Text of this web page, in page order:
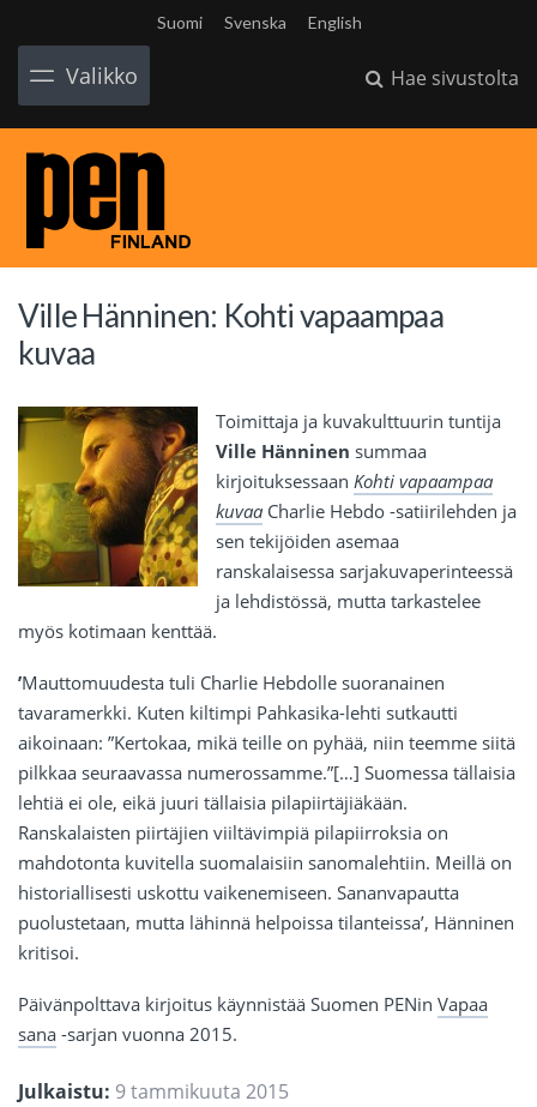
Suomi Svenska English
Valikko Hae sivustolta
Ville Hänninen: Kohti vapaampaa
kuvaa
Toimittaja ja kuvakulttuurin tuntija
Ville Hänninen summaa
kirjoituksessaan Kohti vapaampaa
kuvaa Charlie Hebdo -satiirilehden ja
sen tekijöiden asemaa
ranskalaisessa sarjakuvaperinteessä
ja lehdistössä, mutta tarkastelee
myös kotimaan kenttää.
’Mauttomuudesta tuli Charlie Hebdolle suoranainen
tavaramerkki. Kuten kiltimpi Pahkasika-lehti sutkautti
aikoinaan: ”Kertokaa, mikä teille on pyhää, niin teemme siitä
pilkkaa seuraavassa numerossamme.”[…] Suomessa tällaisia
lehtiä ei ole, eikä juuri tällaisia pilapiirtäjiäkään.
Ranskalaisten piirtäjien viiltävimpiä pilapiirroksia on
mahdotonta kuvitella suomalaisiin sanomalehtiin. Meillä on
historiallisesti uskottu vaikenemiseen. Sananvapautta
puolustetaan, mutta lähinnä helpoissa tilanteissa’, Hänninen
kritisoi.
Päivänpolttava kirjoitus käynnistää Suomen PENin Vapaa
sana -sarjan vuonna 2015.
Julkaistu: 9 tammikuuta 2015